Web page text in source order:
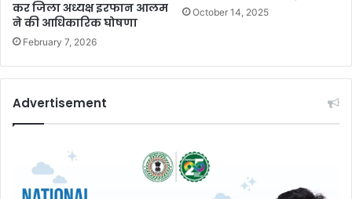
कर जिला अध्यक्ष इरफान आलम
ने की आधिकारिक घोषणा
February 7, 2026
October 14, 2025
Advertisement